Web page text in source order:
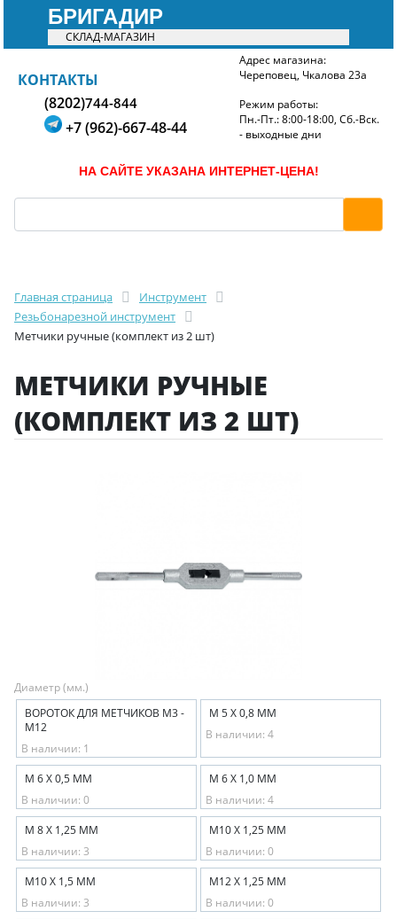
БРИГАДИР
СКЛАД-МАГАЗИН
БРИГАДИР
КОНТАКТЫ
(8202)744-844
+7 (962)-667-48-44
Адрес магазина:
Череповец, Чкалова 23а
Режим работы:
Пн.-Пт.: 8:00-18:00, Сб.-Вск.
- выходные дни
НА САЙТЕ УКАЗАНА ИНТЕРНЕТ-ЦЕНА!
Главная страница
Инструмент
Резьбонарезной инструмент
Метчики ручные (комплект из 2 шт)
МЕТЧИКИ РУЧНЫЕ
(КОМПЛЕКТ ИЗ 2 ШТ)
Диаметр (мм.)
ВОРОТОК ДЛЯ МЕТЧИКОВ М3 -
М12
В наличии: 1
М 5 Х 0,8 ММ
В наличии: 4
М 6 Х 0,5 ММ
В наличии: 0
М 6 Х 1,0 ММ
В наличии: 4
М 8 Х 1,25 ММ
В наличии: 3
М10 Х 1,25 ММ
В наличии: 0
М10 Х 1,5 ММ
В наличии: 3
М12 Х 1,25 ММ
В наличии: 0